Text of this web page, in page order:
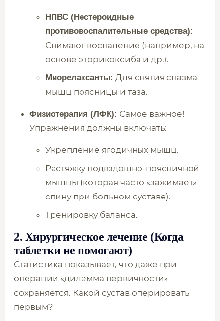
НПВС (Нестероидные
противовоспалительные средства):
Снимают воспаление (например, на
основе эторикоксиба и др.).
Миорелаксанты: Для снятия спазма
мышц поясницы и таза.
Физиотерапия (ЛФК): Самое важное!
Упражнения должны включать:
Укрепление ягодичных мышц.
Растяжку подвздошно-поясничной
мышцы (которая часто «зажимает»
спину при больном суставе).
Тренировку баланса.
2. Хирургическое лечение (Когда
таблетки не помогают)
Статистика показывает, что даже при
операции «дилемма первичности»
сохраняется. Какой сустав оперировать
первым?